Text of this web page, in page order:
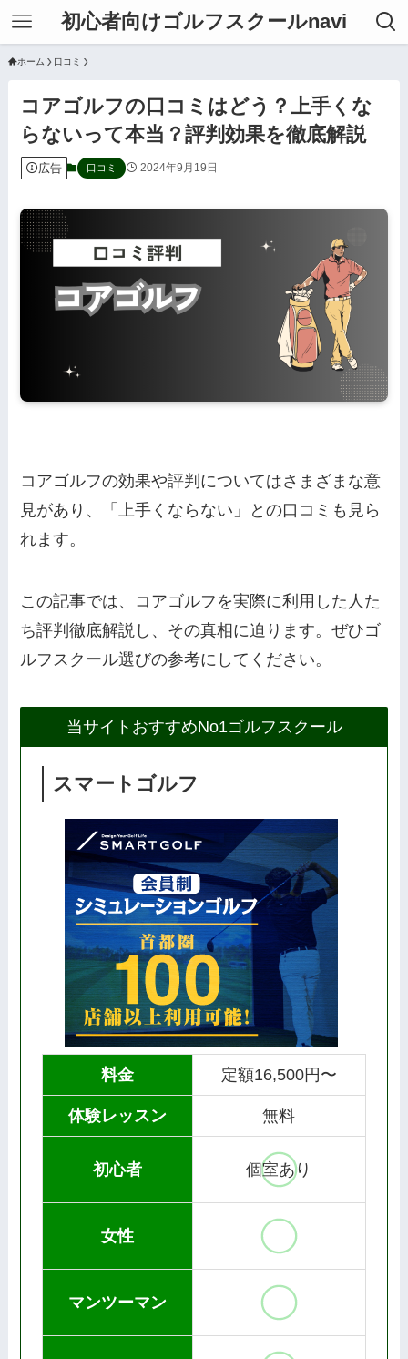
初心者向けゴルフスクールnavi
ホーム 口コミ
コアゴルフの口コミはどう？上手くな
らないって本当？評判効果を徹底解説
広告 口コミ 2024年9月19日
コアゴルフの効果や評判についてはさまざまな意
見があり、「上手くならない」との口コミも見ら
れます。
この記事では、コアゴルフを実際に利用した人た
ち評判徹底解説し、その真相に迫ります。ぜひゴ
ルフスクール選びの参考にしてください。
当サイトおすすめNo1ゴルフスクール
スマートゴルフ
料金 定額16,500円〜
体験レッスン 無料
初心者 個室あり
女性
マンツーマン